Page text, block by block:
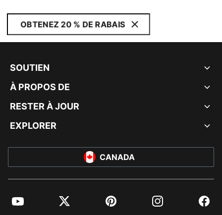
OBTENEZ 20 % DE RABAIS
SOUTIEN
À PROPOS DE
RESTER À JOUR
EXPLORER
CANADA
YouTube Twitter Pinterest Instagram